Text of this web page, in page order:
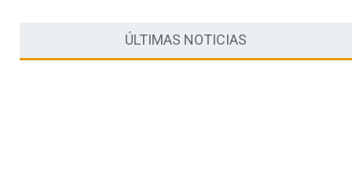
ÚLTIMAS NOTICIAS